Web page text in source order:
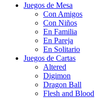
Juegos de Mesa
Con Amigos
Con Niños
En Familia
En Pareja
En Solitario
Juegos de Cartas
Altered
Digimon
Dragon Ball
Flesh and Blood